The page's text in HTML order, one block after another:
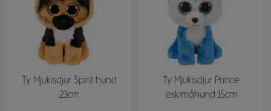
Ty Mjukisdjur Spirit hund
23cm
Ty Mjukisdjur Prince
eskimåhund 15cm